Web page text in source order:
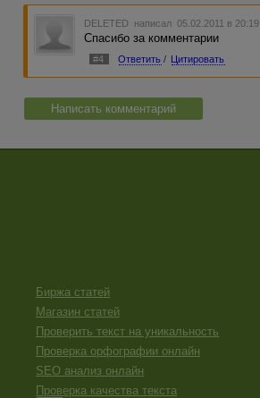
DELETED написал 05.02.2011 в 20:19
Спасибо за комментарии
#4 Ответить / Цитировать
Написать комментарий
Биржа статей
Магазин статей
Проверить текст на уникальность
Проверка орфографии онлайн
SEO анализ онлайн
Проверка качества текста